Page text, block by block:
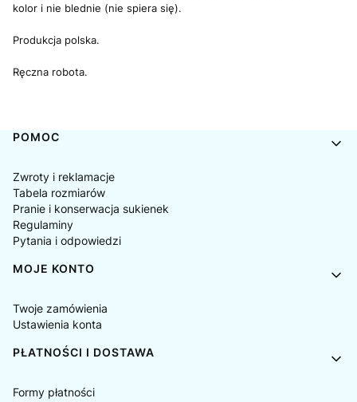
kolor i nie blednie (nie spiera się).
Produkcja polska.
Ręczna robota.
Linki w stopce
POMOC
Zwroty i reklamacje
Tabela rozmiarów
Pranie i konserwacja sukienek
Regulaminy
Pytania i odpowiedzi
MOJE KONTO
Twoje zamówienia
Ustawienia konta
PŁATNOŚCI I DOSTAWA
Formy płatności